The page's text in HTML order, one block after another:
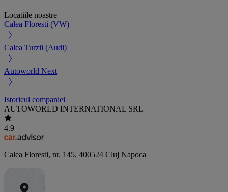
Locatiile noastre
Calea Floresti (VW)
Calea Turzii (Audi)
Autoworld Next
Istoricul companiei
AUTOWORLD INTERNATIONAL SRL
4.9
Calea Floresti, nr. 145, 400524 Cluj Napoca